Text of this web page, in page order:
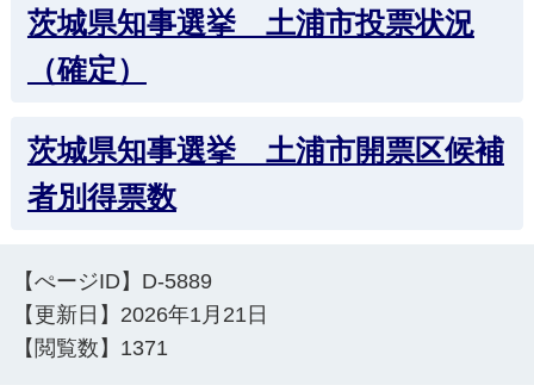
茨城県知事選挙 土浦市投票状況
（確定）
茨城県知事選挙 土浦市開票区候補
者別得票数
【ぺージID】 D-5889
【更新日】 2026年1月21日
【閲覧数】 1371